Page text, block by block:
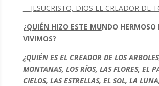
—JESUCRISTO, DIOS EL CREADOR DE
¿QUIÉN HIZO ESTE MUNDO HERMOSO
VIVIMOS?
¿QUIÉN ES EL CREADOR DE LOS
MONTANAS, LOS RÍOS, LAS FLORES, EL
CIELOS, LAS ESTRELLAS, EL SOL, LA